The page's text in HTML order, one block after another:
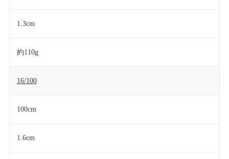
1.3cm
約110g
16/100
100cm
1.6cm